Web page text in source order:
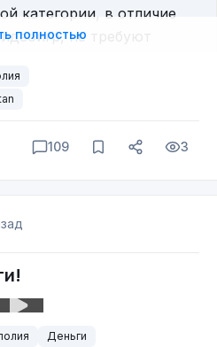
категории, в отличие
не требуют
сложного
сооружений,
сказка пойдёт
что мир настольных игр
что почти в любой
"Люблю играть в
полностью
109 3
Деньги